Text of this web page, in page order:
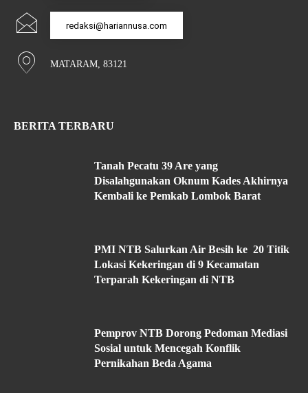
redaksi@hariannusa.com
MATARAM, 83121
BERITA TERBARU
Tanah Pecatu 39 Are yang
Disalahgunakan Oknum Kades Akhirnya
Kembali ke Pemkab Lombok Barat
PMI NTB Salurkan Air Besih ke 20 Titik
Lokasi Kekeringan di 9 Kecamatan
Terparah Kekeringan di NTB
Pemprov NTB Dorong Pedoman Mediasi
Sosial untuk Mencegah Konflik
Pernikahan Beda Agama